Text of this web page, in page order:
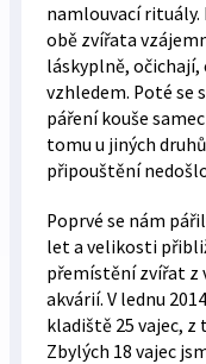
namlouvací rituály.
obě zvířata
láskyplně,
vzhledem. Poté se
páření kouše
tomu u jiných
připouštění
Poprvé se nám
let a velikosti
přemístění zvířat z
akvárií. V lednu
kladiště 25 vajec,
Zbylých 18 vajec